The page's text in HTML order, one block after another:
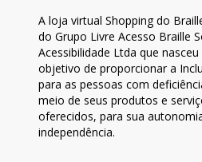
A loja virtual Shopping do
do Grupo Livre Acesso Braille
Acessibilidade Ltda que
objetivo de proporcionar a
para as pessoas com
meio de seus produtos e
oferecidos, para sua
independência.